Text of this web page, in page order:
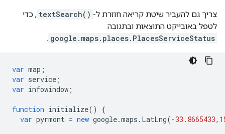
צריך גם להעביר שיטת קריאה חוזרת ל- textSearch() , כדי
לטפל באובייקט התוצאות ובתגובה
google.maps.places.PlacesServiceStatus
.
var map ;
var service ;
var infowindow ;
function initialize()
{
var pyrmont = new google.maps . LatLng(-33.8665433,